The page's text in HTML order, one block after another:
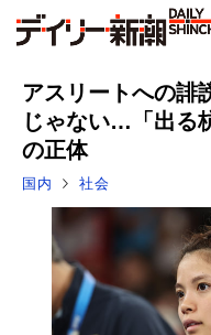
アスリートへの誹
じゃない…「出る
の正体
国内 社会